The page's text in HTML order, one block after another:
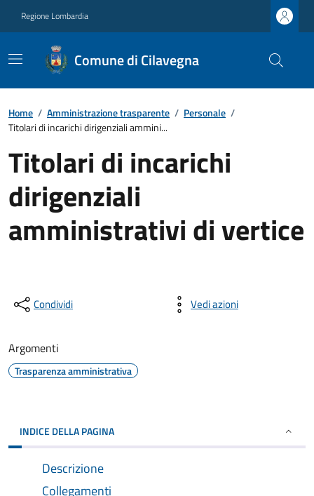
Regione Lombardia
Comune di Cilavegna
Home / Amministrazione trasparente / Personale /
Titolari di incarichi dirigenziali ammini...
Titolari di incarichi
dirigenziali
amministrativi di vertice
Condividi Vedi azioni
Argomenti
Trasparenza amministrativa
INDICE DELLA PAGINA
Descrizione
Collegamenti